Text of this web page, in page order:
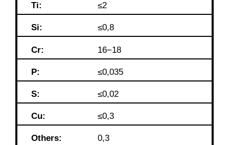
Ti: ≤2
Si: ≤0,8
Cr: 16−18
P: ≤0,035
S: ≤0,02
Cu: ≤0,3
Others: 0,3